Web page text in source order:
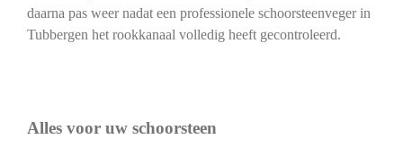
daarna pas weer nadat een professionele schoorsteenveger in
Tubbergen het rookkanaal volledig heeft gecontroleerd.
Alles voor uw schoorsteen